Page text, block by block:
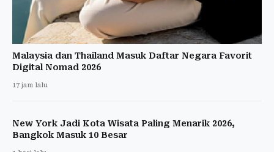
Malaysia dan Thailand Masuk Daftar Negara Favorit
Digital Nomad 2026
17 jam lalu
New York Jadi Kota Wisata Paling Menarik 2026,
Bangkok Masuk 10 Besar